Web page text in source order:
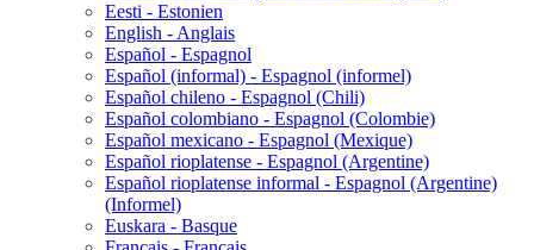
Eesti - Estonien
English - Anglais
Español - Espagnol
Español (informal) - Espagnol (informel)
Español chileno - Espagnol (Chili)
Español colombiano - Espagnol (Colombie)
Español mexicano - Espagnol (Mexique)
Español rioplatense - Espagnol (Argentine)
Español rioplatense informal - Espagnol (Argentine)
(Informel)
Euskara - Basque